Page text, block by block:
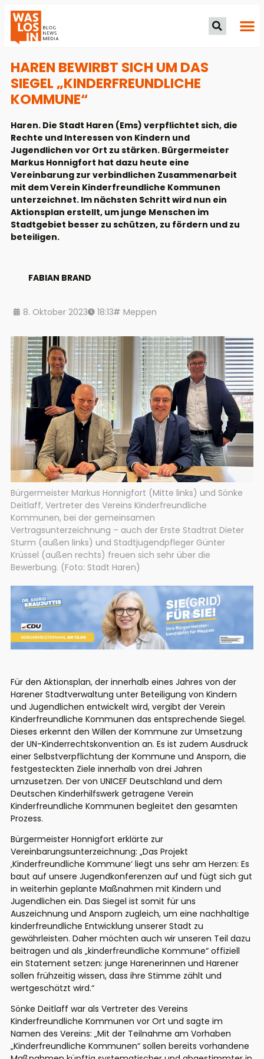
HAREN BEWIRBT SICH UM DAS
SIEGEL „KINDERFREUNDLICHE
KOMMUNE“
Haren. Die Stadt Haren (Ems) verpflichtet sich, die
Rechte und Interessen von Kindern und
Jugendlichen vor Ort zu stärken. Bürgermeister
Markus Honnigfort hat dazu heute eine
Vereinbarung zur verbindlichen Zusammenarbeit
mit dem Verein Kinderfreundliche Kommunen
unterzeichnet. Im nächsten Schritt wird nun ein
Aktionsplan erstellt, um junge Menschen im
Stadtgebiet besser zu schützen, zu fördern und zu
beteiligen.
FABIAN BRAND
8. Oktober 2023 18:13 Meppen
Bürgermeister Markus Honnigfort (Mitte links) und Sönke
Deitlaff, Vertreter des Vereins Kinderfreundliche
Kommunen, bei der gemeinsamen
Vertragsunterzeichnung – auch der Erste Stadtrat Dieter
Sturm (außen links) und Stadtjugendpfleger Günter
Krüssel (außen rechts) freuen sich sehr über die
Bewerbung. (Foto: Stadt Haren)
Für den Aktionsplan, der innerhalb eines Jahres von der
Harener Stadtverwaltung unter Beteiligung von Kindern
und Jugendlichen entwickelt wird, vergibt der Verein
Kinderfreundliche Kommunen das entsprechende Siegel.
Dieses erkennt den Willen der Kommune zur Umsetzung
der UN-Kinderrechtskonvention an. Es ist zudem Ausdruck
einer Selbstverpflichtung der Kommune und Ansporn, die
festgesteckten Ziele innerhalb von drei Jahren
umzusetzen. Der von UNICEF Deutschland und dem
Deutschen Kinderhilfswerk getragene Verein
Kinderfreundliche Kommunen begleitet den gesamten
Prozess.
Bürgermeister Honnigfort erklärte zur
Vereinbarungsunterzeichnung: „Das Projekt
‚Kinderfreundliche Kommune‘ liegt uns sehr am Herzen: Es
baut auf unsere Jugendkonferenzen auf und fügt sich gut
in weiterhin geplante Maßnahmen mit Kindern und
Jugendlichen ein. Das Siegel ist somit für uns
Auszeichnung und Ansporn zugleich, um eine nachhaltige
kinderfreundliche Entwicklung unserer Stadt zu
gewährleisten. Daher möchten auch wir unseren Teil dazu
beitragen und als „kinderfreundliche Kommune“ offiziell
ein Statement setzen: junge Harenerinnen und Harener
sollen frühzeitig wissen, dass ihre Stimme zählt und
wertgeschätzt wird.“
Sönke Deitlaff war als Vertreter des Vereins
Kinderfreundliche Kommunen vor Ort und sagte im
Namen des Vereins: „Mit der Teilnahme am Vorhaben
„Kinderfreundliche Kommunen“ sollen bereits vorhandene